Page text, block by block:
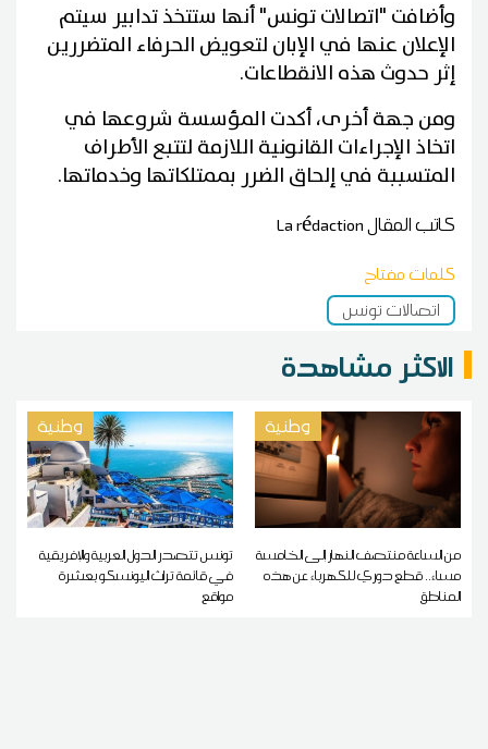
وأضافت "اتصالات تونس" أنها ستتخذ تدابير سيتم
الإعلان عنها في الإبان لتعويض الحرفاء المتضررين
إثر حدوث هذه الانقطاعات.
ومن جهة أخرى، أكدت المؤسسة شروعها في
اتخاذ الإجراءات القانونية اللازمة لتتبع الأطراف
المتسببة في إلحاق الضرر بممتلكاتها وخدماتها.
كاتب المقالLa rédaction
كلمات مفتاح
اتصالات تونس
الاكثر مشاهدة
وطنية
من الساعة منتصف النهار إلى الخامسة
مساء.. قطع دوري للكهرباء عن هذه
المناطق
وطنية
تونس تتصدر الدول العربية والإفريقية
في قائمة تراث اليونسكو بعشرة
مواقع